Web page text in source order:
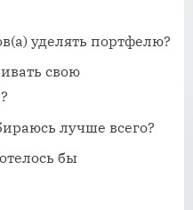
уделять портфелю?
свою
лучше всего?
бы